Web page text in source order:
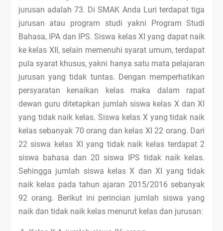
jurusan adalah 73. Di SMAK Anda Luri terdapat tiga
jurusan atau program studi yakni Program Studi
Bahasa, IPA dan IPS. Siswa kelas XI yang dapat naik
ke kelas XII, selain memenuhi syarat umum, terdapat
pula syarat khusus, yakni hanya satu mata pelajaran
jurusan yang tidak tuntas. Dengan memperhatikan
persyaratan kenaikan kelas maka dalam rapat
dewan guru ditetapkan jumlah siswa kelas X dan XI
yang tidak naik kelas. Siswa kelas X yang tidak naik
kelas sebanyak 70 orang dan kelas XI 22 orang. Dari
22 siswa kelas XI yang tidak naik kelas terdapat 2
siswa bahasa dan 20 siswa IPS tidak naik kelas.
Sehingga jumlah siswa kelas X dan XI yang tidak
naik kelas pada tahun ajaran 2015/2016 sebanyak
92 orang. Berikut ini perincian jumlah siswa yang
naik dan tidak naik kelas menurut kelas dan jurusan: